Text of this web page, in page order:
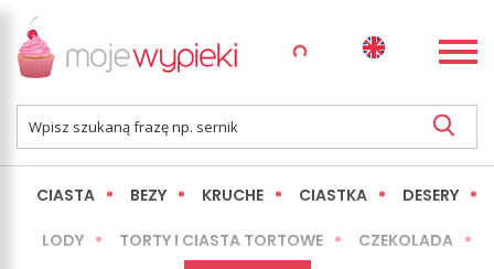
CIASTA BEZY KRUCHE CIASTKA DESERY
LODY TORTY I CIASTA TORTOWE CZEKOLADA